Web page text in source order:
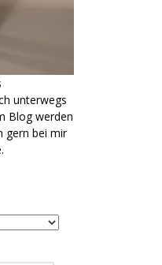
unterwegs
Blog werden
gern bei mir